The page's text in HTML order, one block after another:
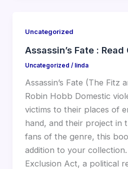
Uncategorized
Assassin’s Fate : Read
Uncategorized / linda
Assassin’s Fate (The Fitz
Robin Hobb Domestic
victims to their places of
hand, and their project in
fans of the genre, this
addition to your
Exclusion Act, a political